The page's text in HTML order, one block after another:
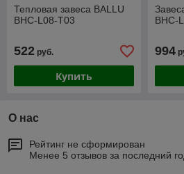
Тепловая завеса BALLU
BHC-L08-T03
522 руб.
Купить
BHC-
994
О нас
Рейтинг не сформирован
Менее 5 отзывов за последний